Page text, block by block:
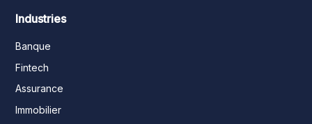
Industries
Banque
Fintech
Assurance
Immobilier